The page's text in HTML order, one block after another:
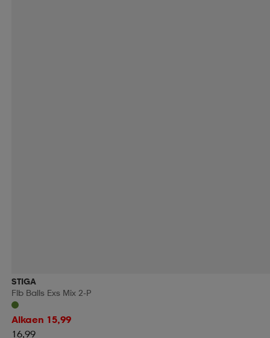
STIGA
Flb Balls Exs Mix 2-P
Alkaen 15,99
16,99